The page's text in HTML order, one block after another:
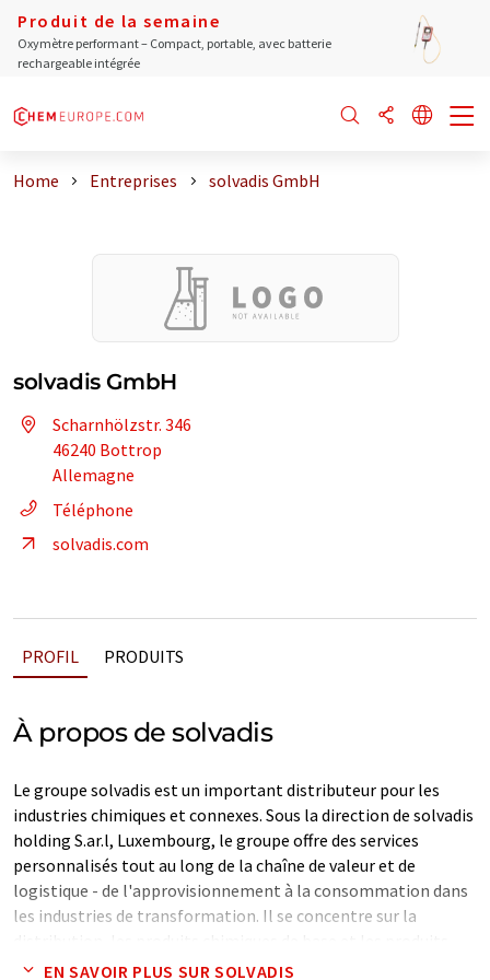
Produit de la semaine
Oxymètre performant – Compact, portable, avec batterie
rechargeable intégrée
Home Entreprises solvadis GmbH
solvadis GmbH
Scharnhölzstr. 346
46240 Bottrop
Allemagne
Téléphone
solvadis.com
PROFIL PRODUITS
À propos de solvadis
Le groupe solvadis est un important distributeur pour les
industries chimiques et connexes. Sous la direction de solvadis
holding S.ar.l, Luxembourg, le groupe offre des services
personnalisés tout au long de la chaîne de valeur et de
logistique - de l'approvisionnement à la consommation dans
les industries de transformation. Il se concentre sur la
chimiques spécialisés.
EN SAVOIR PLUS SUR SOLVADIS